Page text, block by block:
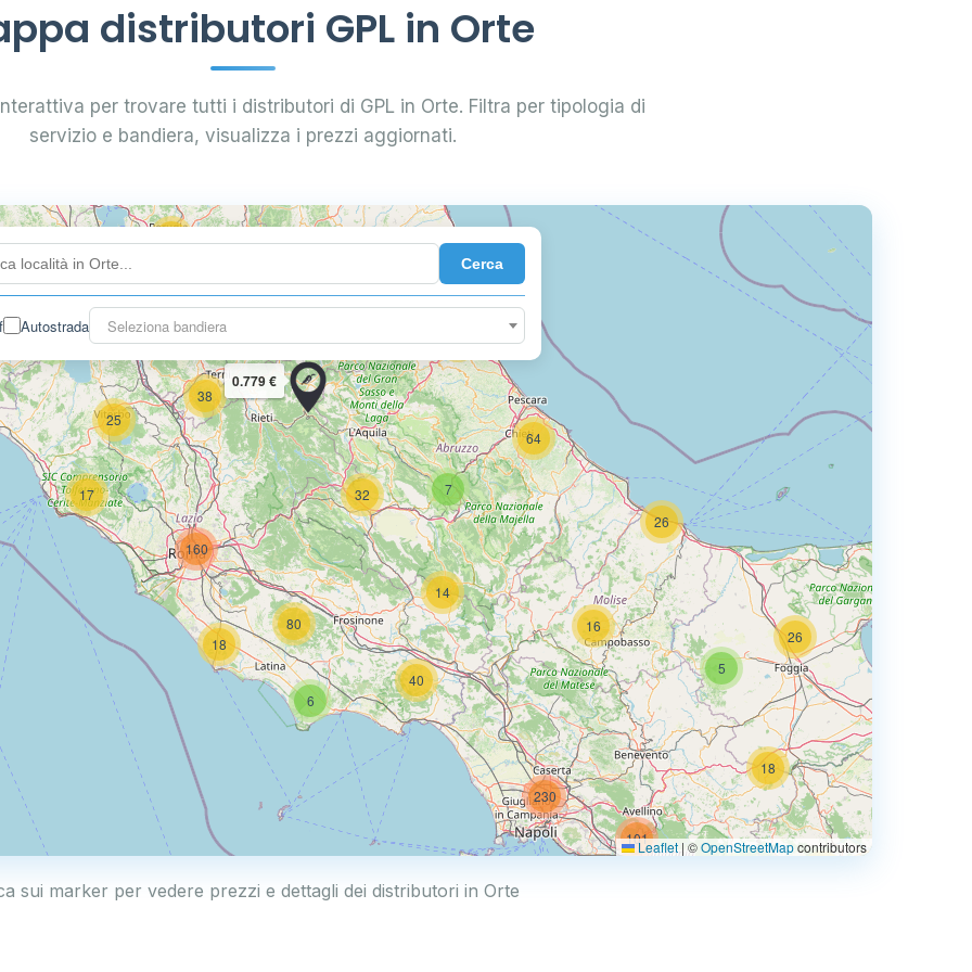
distributori GPL in Orte
per trovare tutti i distributori di GPL in Orte. Filtra per tipologia di
servizio e bandiera, visualizza i prezzi aggiornati.
Cerca
Autostrada Seleziona bandiera
6
18
24
20
5
14
26
16
160
80
7
32
64
40
101
230
18
26
58
89
25
17
38
10
5
56
0.779 €
0.799 €
0.769 €
Leaflet | ©OpenStreetMapcontributors
sui marker per vedere prezzi e dettagli dei distributori in Orte